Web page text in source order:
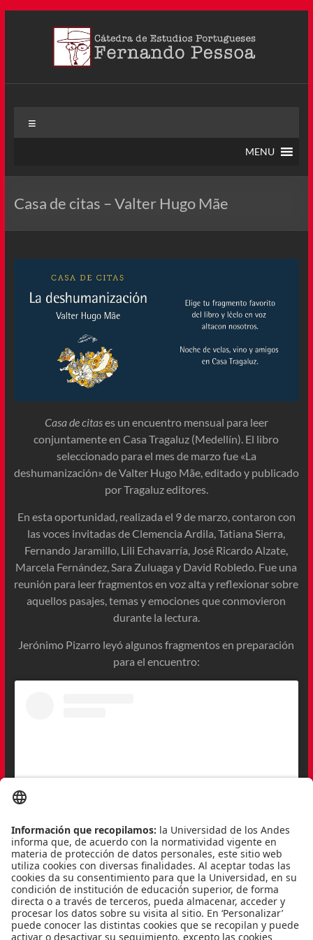
Cátedra Pessoa
creada en agosto de 2011, tras la Semana de Portugal. Esta
MENU
Casa de citas – Valter Hugo Mãe
Casa de citases un encuentro mensual para leer
conjuntamente en Casa Tragaluz (Medellín). El libro
seleccionado para el mes de marzo fue «La
deshumanización» de Valter Hugo Mãe, editado y publicado
por Tragaluz editores.
En esta oportunidad, realizada el 9 de marzo, contaron con
las voces invitadas de Clemencia Ardila, Tatiana Sierra,
Fernando Jaramillo, Lili Echavarría, José Ricardo Alzate,
Marcela Fernández, Sara Zuluaga y David Robledo. Fue una
reunión para leer fragmentos en voz alta y reflexionar sobre
aquellos pasajes, temas y emociones que conmovieron
durante la lectura.
Jerónimo Pizarro leyó algunos fragmentos en preparación
para el encuentro:
Ver esta publicación en Instagram